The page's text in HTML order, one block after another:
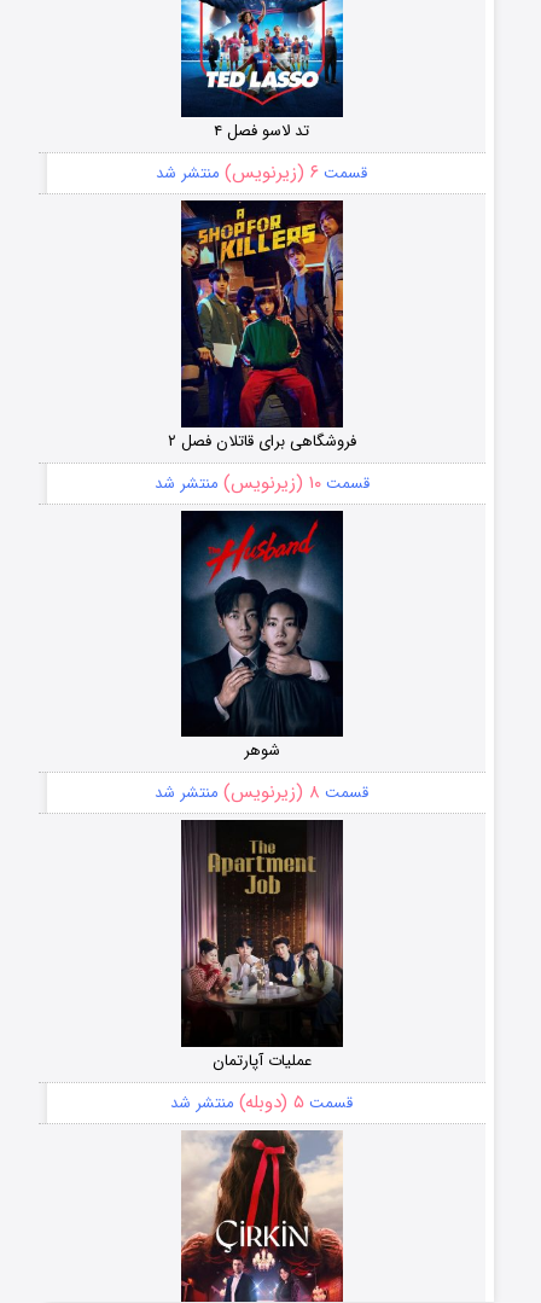
تد لاسو فصل ۴
قسمت ۶ (زیرنویس) منتشر شد
فروشگاهی برای قاتلان فصل ۲
قسمت۱۰ (زیرنویس) منتشر شد
شوهر
قسمت ۸ (زیرنویس) منتشر شد
عملیات آپارتمان
قسمت ۵ (دوبله) منتشر شد